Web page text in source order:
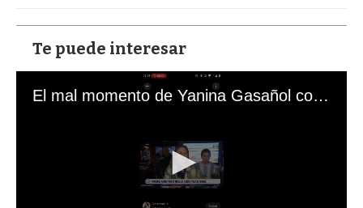
Te puede interesar
El mal momento de Yanina Gasañol con un hincha argentino en "Subrayado"